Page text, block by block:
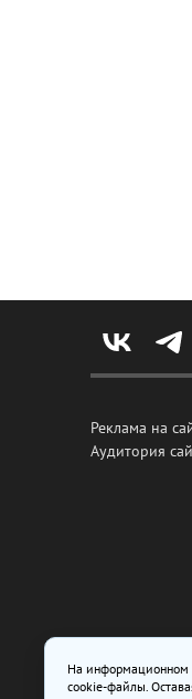
Реклама на
Аудитория
Все
изготовлена
На информационном
cookie-файлы.